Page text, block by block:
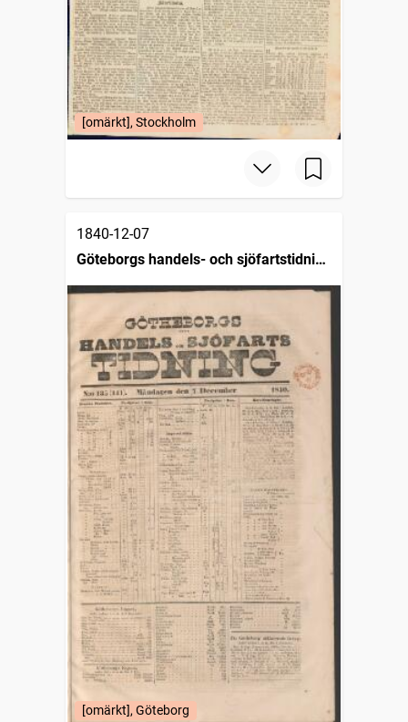
[omärkt], Stockholm
1840-12-07
Göteborgs handels- och sjöfartstidning
(1832)
[omärkt], Göteborg